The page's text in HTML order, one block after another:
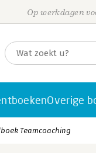
Op werkdagen
Overige
Teamcoaching